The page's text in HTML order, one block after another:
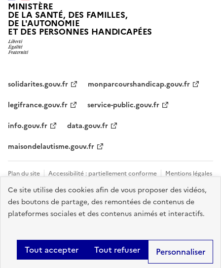
Ce site utilise des cookies afin de vous proposer des vidéos,
des boutons de partage, des remontées de contenus de
plateformes sociales et des contenus animés et interactifs.
Tout accepter Tout refuser Personnaliser
MINISTÈRE
DE LA SANTÉ, DES FAMILLES,
DE L'AUTONOMIE
ET DES PERSONNES HANDICAPÉES
solidarites.gouv.fr
monparcourshandicap.gouv.fr
legifrance.gouv.fr
service-public.gouv.fr
info.gouv.fr
data.gouv.fr
maisondelautisme.gouv.fr
Plan du site Accessibilité : partiellement conforme
Mentions légales
Données personnelles et cookies
Nous contacter
Gestion des
cookies